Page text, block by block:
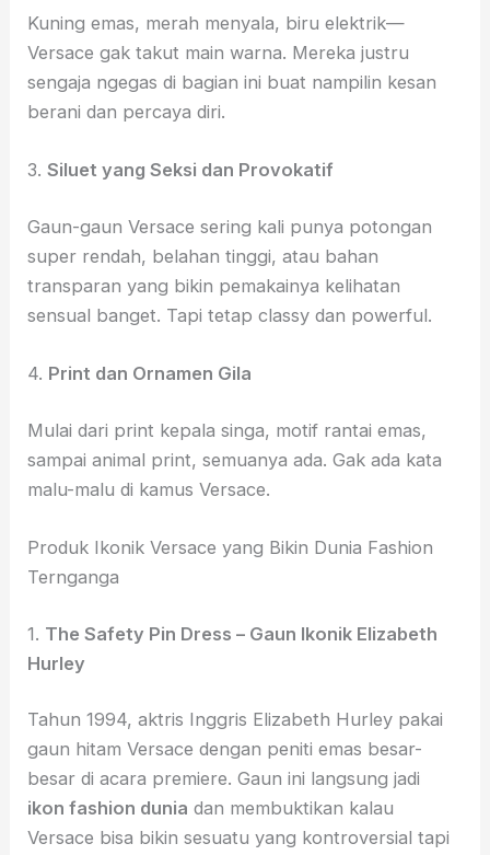
Kuning emas, merah menyala, biru elektrik—
Versace gak takut main warna. Mereka justru
sengaja ngegas di bagian ini buat nampilin kesan
berani dan percaya diri.
3.Siluet yang Seksi dan Provokatif
Gaun-gaun Versace sering kali punya potongan
super rendah, belahan tinggi, atau bahan
transparan yang bikin pemakainya kelihatan
sensual banget. Tapi tetap classy dan powerful.
4. Print dan Ornamen Gila
Mulai dari print kepala singa, motif rantai emas,
sampai animal print, semuanya ada. Gak ada kata
malu-malu di kamus Versace.
Produk Ikonik Versace yang Bikin Dunia Fashion
Ternganga
1. The Safety Pin Dress – Gaun Ikonik Elizabeth
Hurley
Tahun 1994, aktris Inggris Elizabeth Hurley pakai
gaun hitam Versace dengan peniti emas besar-
besar di acara premiere. Gaun ini langsung jadi
ikon fashion dunia dan membuktikan kalau
Versace bisa bikin sesuatu yang kontroversial tapi